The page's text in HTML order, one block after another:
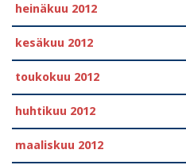
heinäkuu 2012
kesäkuu 2012
toukokuu 2012
huhtikuu 2012
maaliskuu 2012